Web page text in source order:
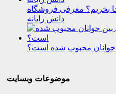
بخریم؟ معرفی فروشگاه
دانش رایانه
محبوب شده است؟
موضوعات وبسایت